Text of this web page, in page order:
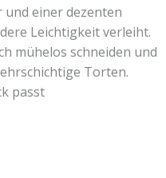
einer dezenten
Leichtigkeit verleiht.
mühelos schneiden und
Torten.
passt